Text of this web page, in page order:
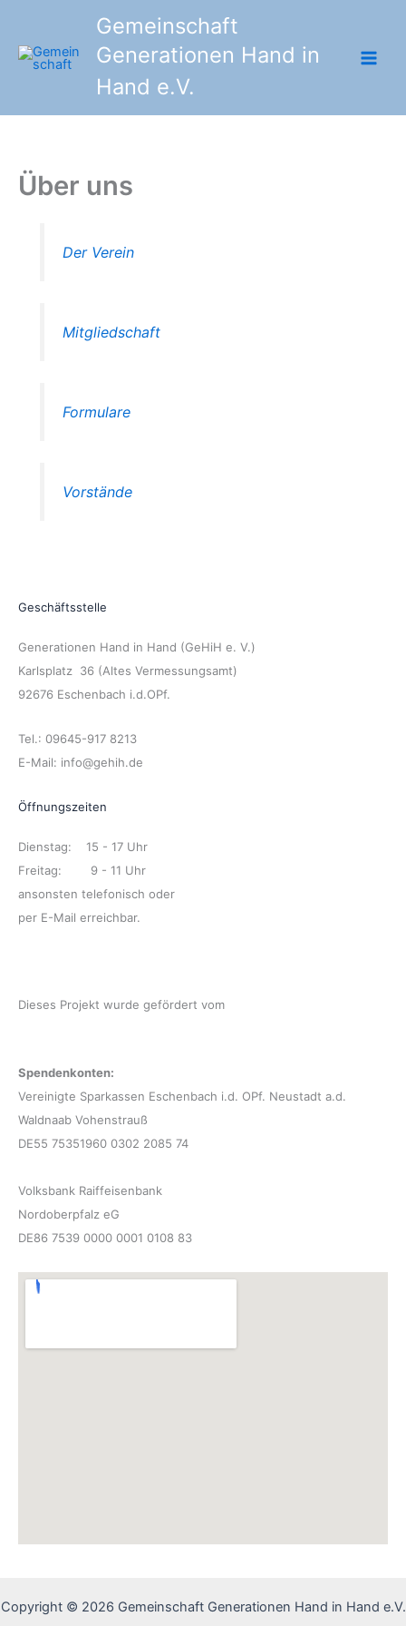
springen
Gemeinschaft
Generationen Hand in
Hand e.V.
Über uns
Der Verein
Mitgliedschaft
Formulare
Vorstände
Geschäftsstelle
Generationen Hand in Hand (GeHiH e. V.)
Karlsplatz 36 (Altes Vermessungsamt)
92676 Eschenbach i.d.OPf.
Tel.: 09645-917 8213
E-Mail: info@gehih.de
Öffnungszeiten
Dienstag: 15 - 17 Uhr
Freitag: 9 - 11 Uhr
ansonsten telefonisch oder
per E-Mail erreichbar.
Dieses Projekt wurde gefördert vom
Spendenkonten:
Vereinigte Sparkassen Eschenbach i.d. OPf. Neustadt a.d.
Waldnaab Vohenstrauß
DE55 75351960 0302 2085 74
Volksbank Raiffeisenbank
Nordoberpfalz eG
DE86 7539 0000 0001 0108 83
Copyright © 2026 Gemeinschaft Generationen Hand in Hand e.V.